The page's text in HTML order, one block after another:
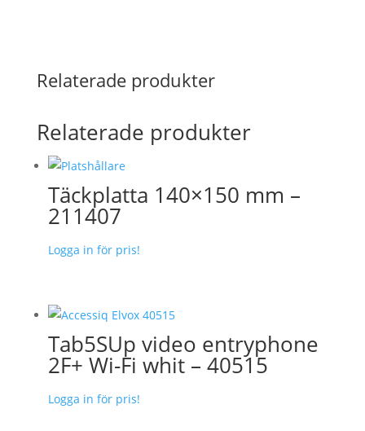
Relaterade produkter
Relaterade produkter
Täckplatta 140×150 mm –
211407
Logga in för pris!
Tab5SUp video entryphone
2F+ Wi-Fi whit – 40515
Logga in för pris!